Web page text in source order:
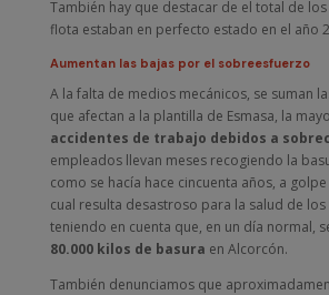
También hay que destacar de el total de
flota estaban en perfecto estado en el año
Aumentan las bajas por el sobreesfuerzo
A la falta de medios mecánicos, se suman
que afectan a la plantilla de Esmasa, la
accidentes de trabajo debidos a
empleados llevan meses recogiendo la
como se hacía hace cincuenta años, a
cual resulta desastroso para la salud de
teniendo en cuenta que, en un día normal,
80.000 kilos de basura en Alcorcón.
También denunciamos que